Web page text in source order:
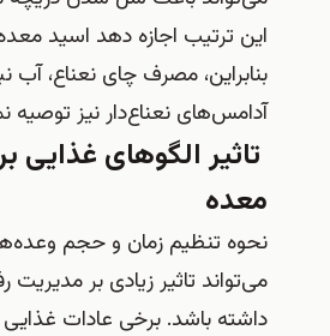
این ترتیب اجازه دهد اسید
بنابراین، مصرف چای نعناع، آب
آدامس‌های نعناع‌دار نیز توصیه
تاثیر الگوهای غذایی
معده
نحوه تنظیم زمان و حجم
می‌تواند تاثیر زیادی بر
داشته باشد. برخی عادات غذایی